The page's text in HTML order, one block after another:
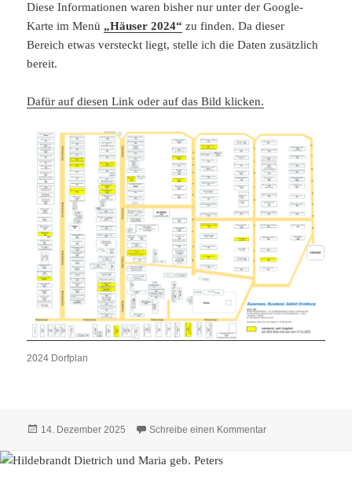
Diese Informationen waren bisher nur unter der Google-
Karte im Menü „Häuser 2024“ zu finden. Da dieser
Bereich etwas versteckt liegt, stelle ich die Daten zusätzlich
bereit.
Dafür auf diesen Link oder auf das Bild klicken.
2024 Dorfplan
Veröffentlicht
14. Dezember 2025 Schreibe einen Kommentarzu Häuser 2024 –